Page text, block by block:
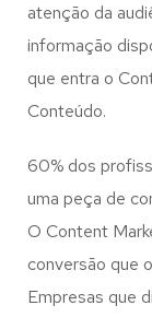
atenção da
informação
que entra o
Conteúdo.
60% dos
uma peça de
O Content
conversão que
Empresas que